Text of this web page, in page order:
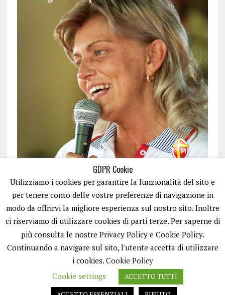
ISCRIVITI
GDPR Cookie
Utilizziamo i cookies per garantire la funzionalità del sito e
per tenere conto delle vostre preferenze di navigazione in
modo da offrirvi la migliore esperienza sul nostro sito. Inoltre
ci riserviamo di utilizzare cookies di parti terze. Per saperne di
più consulta le nostre Privacy Policy e Cookie Policy.
Continuando a navigare sul sito, l'utente accetta di utilizzare
i cookies. Cookie Policy
Cookie settings
ACCETTO TUTTI